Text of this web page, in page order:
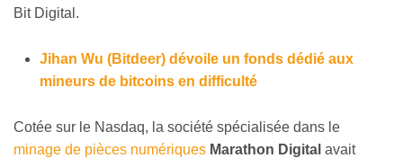
Bit Digital.
Jihan Wu (Bitdeer) dévoile un fonds dédié aux
mineurs de bitcoins en difficulté
Cotée sur le Nasdaq, la société spécialisée dans le
minage de pièces numériques Marathon Digital avait